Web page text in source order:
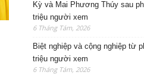
Kỳ và Mai Phương Thúy sau
triệu người xem
6 Tháng Tám, 2026
Biệt nghiệp và cộng nghiệp từ
triệu người xem
6 Tháng Tám, 2026